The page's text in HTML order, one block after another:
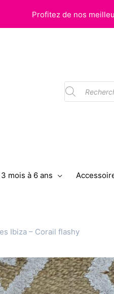
Profitez de nos
Recherche
de
produits
mois à 6 ans
Ibiza – Corail flashy